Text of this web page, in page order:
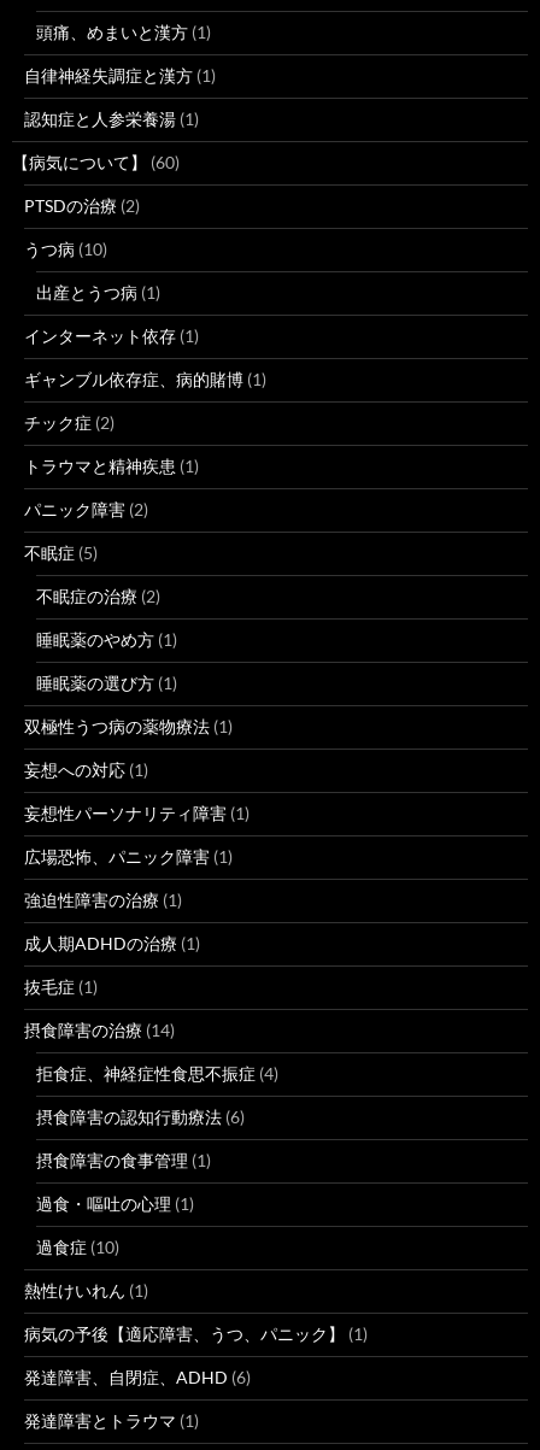
頭痛、めまいと漢方 (1)
自律神経失調症と漢方 (1)
認知症と人参栄養湯 (1)
【病気について】 (60)
PTSDの治療 (2)
うつ病 (10)
出産とうつ病 (1)
インターネット依存 (1)
ギャンブル依存症、病的賭博 (1)
チック症 (2)
トラウマと精神疾患 (1)
パニック障害 (2)
不眠症 (5)
不眠症の治療 (2)
睡眠薬のやめ方 (1)
睡眠薬の選び方 (1)
双極性うつ病の薬物療法 (1)
妄想への対応 (1)
妄想性パーソナリティ障害 (1)
広場恐怖、パニック障害 (1)
強迫性障害の治療 (1)
成人期ADHDの治療 (1)
抜毛症 (1)
摂食障害の治療 (14)
拒食症、神経症性食思不振症 (4)
摂食障害の認知行動療法 (6)
摂食障害の食事管理 (1)
過食・嘔吐の心理 (1)
過食症 (10)
熱性けいれん (1)
病気の予後【適応障害、うつ、パニック】 (1)
発達障害、自閉症、ADHD (6)
発達障害とトラウマ (1)